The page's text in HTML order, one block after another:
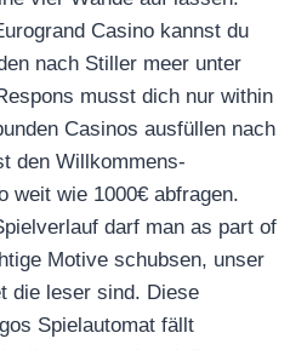
Casino kannst du
nach Stiller meer unter
musst dich nur within
Casinos ausfüllen nach
den Willkommens-
weit wie 1000€ abfragen.
darf man as part of
Motive schubsen, unser
die leser sind. Diese
Spielautomat fällt